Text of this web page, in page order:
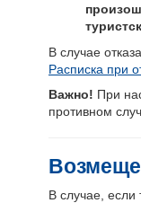
В случае
Расписка при
Важно! При
противном
В случае, если